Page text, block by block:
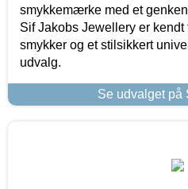
smykkemærke med et
Sif Jakobs Jewellery er
smykker og et stilsikkert
udvalg.
Se udvalget på